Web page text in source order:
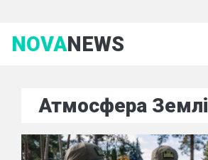
NOVANEWS
Атмосфера Землі